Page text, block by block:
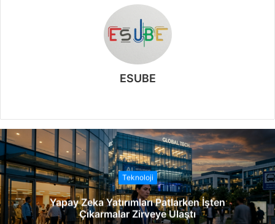
ESUBE
b
s
i
t
e
s
i
Teknoloji
Yapay Zeka Yatırımları Patlarken İşten
Çıkarmalar Zirveye Ulaştı